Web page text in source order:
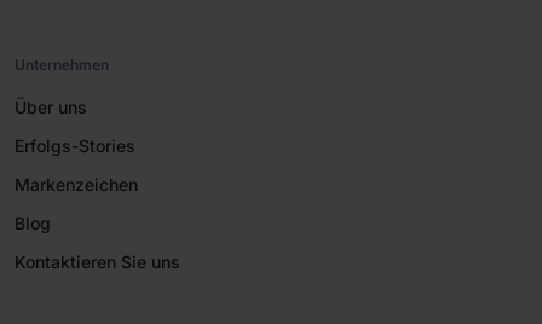
Unternehmen
Über uns
Erfolgs-Stories
Markenzeichen
Blog
Kontaktieren Sie uns